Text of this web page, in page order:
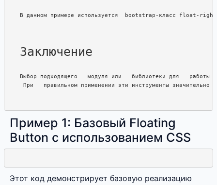
В данном примере используется  bootstrap-класс float-
Заключение
Выбор подходящего   модуля или   библиотеки для
При   правильном применении эти инструменты
Пример 1: Базовый Floating
Button с использованием CSS
Этот код демонстрирует базовую реализацию